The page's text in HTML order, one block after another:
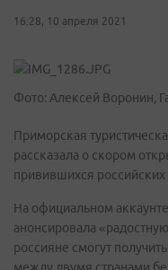
16:28, 10 апреля 2021
Фото: Алексей Воронин,
Приморская
рассказала о скором
привившихся российских
На официальном
анонсировала
россияне смогут